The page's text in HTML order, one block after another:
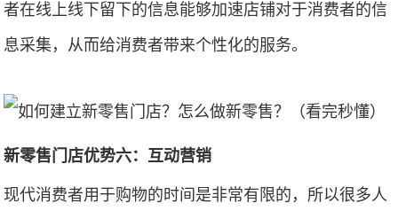
者在线上线下留下的信息能够加速店铺对于消费者的信
息采集，从而给消费者带来个性化的服务。
新零售门店优势六：互动营销
现代消费者用于购物的时间是非常有限的，所以很多人